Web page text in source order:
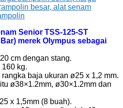
Senior TSS-125-ST
merek Olympus sebagai
cm dengan stang.
kg.
baja ukuran ø25 x 1,2 mm.
ø38×1.2mm, ø30×1.2mm dan
x 1,5mm (8 buah).